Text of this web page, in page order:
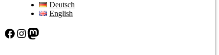
Deutsch
English
Facebook Instagram Mastodon